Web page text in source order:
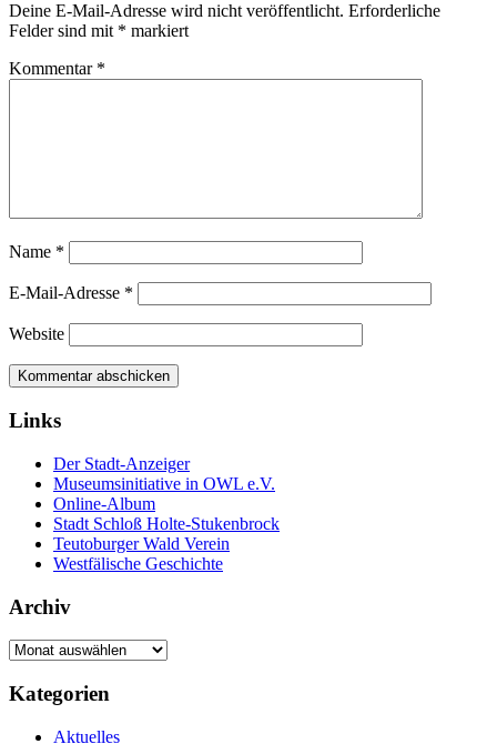
Deine E-Mail-Adresse wird nicht veröffentlicht. Erforderliche
Felder sind mit * markiert
Kommentar *
Name *
E-Mail-Adresse *
Website
Links
Der Stadt-Anzeiger
Museumsinitiative in OWL e.V.
Online-Album
Stadt Schloß Holte-Stukenbrock
Teutoburger Wald Verein
Westfälische Geschichte
Archiv
Archiv
Kategorien
Aktuelles